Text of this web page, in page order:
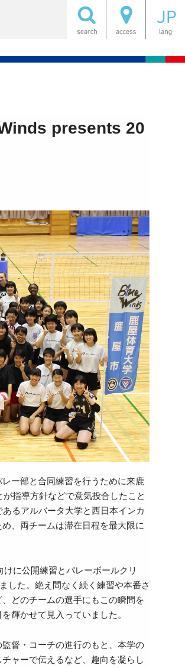
presents 20
ー部と合同練習を行うために来鹿
指導方針などで意気投合したこと
るアルバータ大学と西日本インカ
、両チームは滞在日程を最大限に
に公開練習とバレーボールクリ
した。絶え間なく続く練習や本番さ
どのチームの選手にもこの瞬間を
輝かせて見入っていました。
督・コーチの進行のもと、本学の
ャーで伝えるなど、趣向を凝らし